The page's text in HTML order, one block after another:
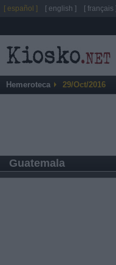
Hemeroteca 29/Oct/2016
Guatemala
[ español ] [ english ] [ français ]